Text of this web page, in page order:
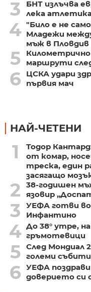
3
БНТ излъчва
лека
4 "Било е не
Младежи
мъж в Пловдив
5
маршрути
6
ЦСКА удари
първия мач
НАЙ-ЧЕТЕНИ
1
Тодор
от комар,
треска, един
засягащо
2
38-годишен
язовир
3
УЕФА готви
Инфантино
4 До 38° утре,
гръмотевици
5 След Мондиал
големи
6 УЕФА
доверието